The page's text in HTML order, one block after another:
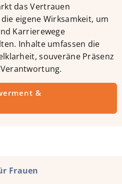
das Vertrauen
eigene Wirksamkeit, um
Karrierewege
Inhalte umfassen die
souveräne Präsenz
&
Frauen